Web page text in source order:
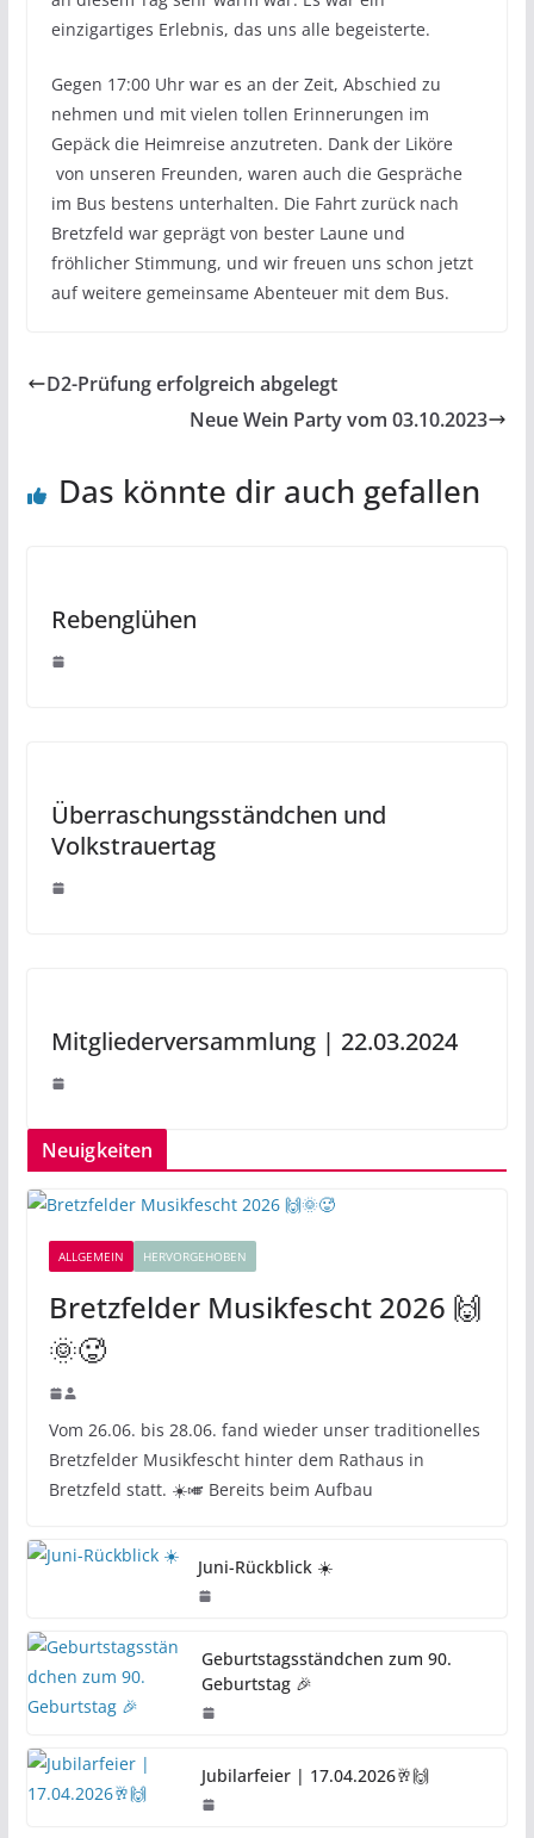
einzigartiges Erlebnis, das uns alle begeisterte.
Gegen 17:00 Uhr war es an der Zeit, Abschied zu
nehmen und mit vielen tollen Erinnerungen im
Gepäck die Heimreise anzutreten. Dank der Liköre
von unseren Freunden, waren auch die Gespräche
im Bus bestens unterhalten. Die Fahrt zurück nach
Bretzfeld war geprägt von bester Laune und
fröhlicher Stimmung, und wir freuen uns schon jetzt
auf weitere gemeinsame Abenteuer mit dem Bus.
D2-Prüfung erfolgreich abgelegt
Neue Wein Party vom 03.10.2023
Das könnte dir auch gefallen
Rebenglühen
Überraschungsständchen und
Volkstrauertag
Mitgliederversammlung | 22.03.2024
Neuigkeiten
ALLGEMEIN HERVORGEHOBEN
Bretzfelder Musikfescht 2026 🙌
🌞🥵
Vom 26.06. bis 28.06. fand wieder unser traditionelles
Bretzfelder Musikfescht hinter dem Rathaus in
Bretzfeld statt. ☀️🎺 Bereits beim Aufbau
Juni-Rückblick ☀️
Geburtstagsständchen zum 90.
Geburtstag 🎉
Jubilarfeier | 17.04.2026🥂🙌